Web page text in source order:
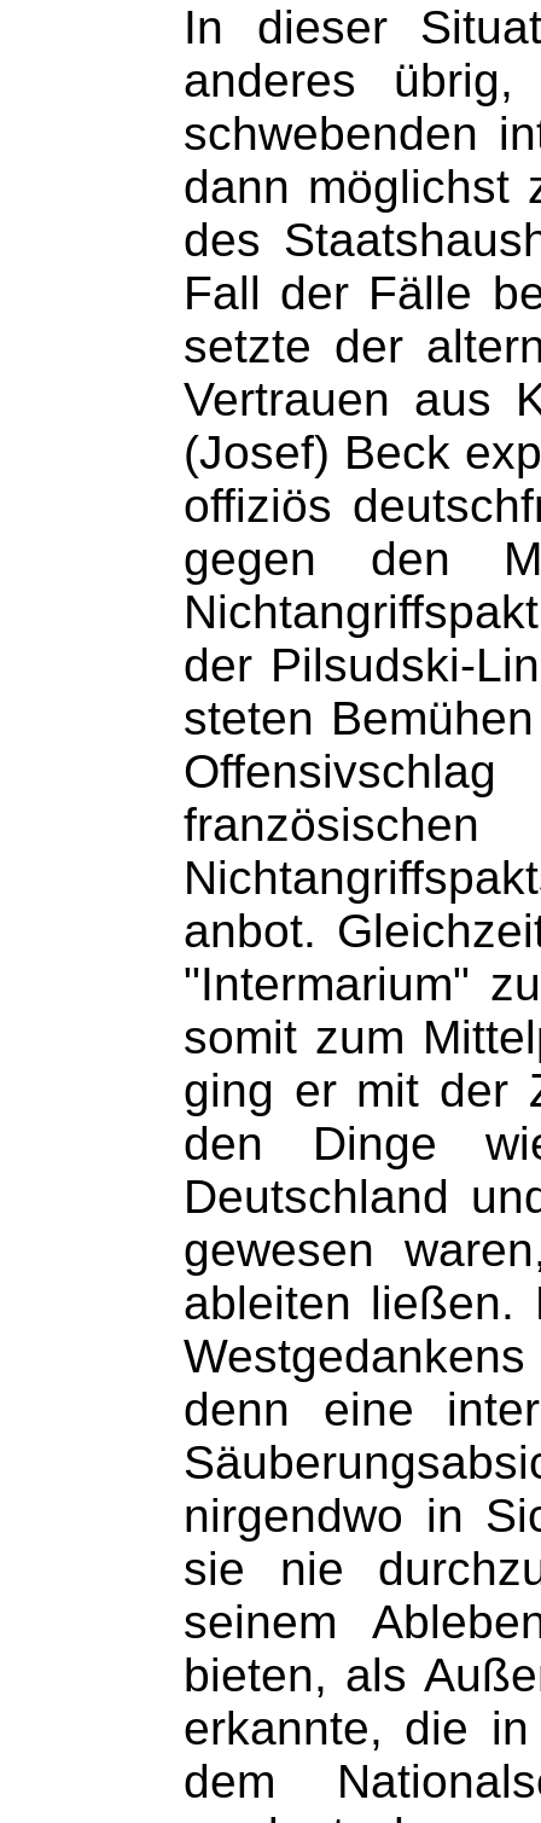
In dieser
anderes
schwebenden
dann möglichst
des
Fall der Fälle
setzte der
Vertrauen aus
(Josef) Beck
offiziös
gegen den
der Pilsudski-
steten
anbot.
"Intermarium"
somit zum
ging er mit der
den Dinge
Deutschland
gewesen
ableiten ließen.
denn eine
nirgendwo in
sie nie
seinem
bieten, als
erkannte, die
dem